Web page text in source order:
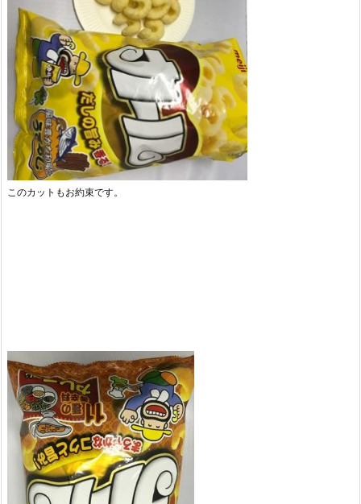
このカットもお約束です。